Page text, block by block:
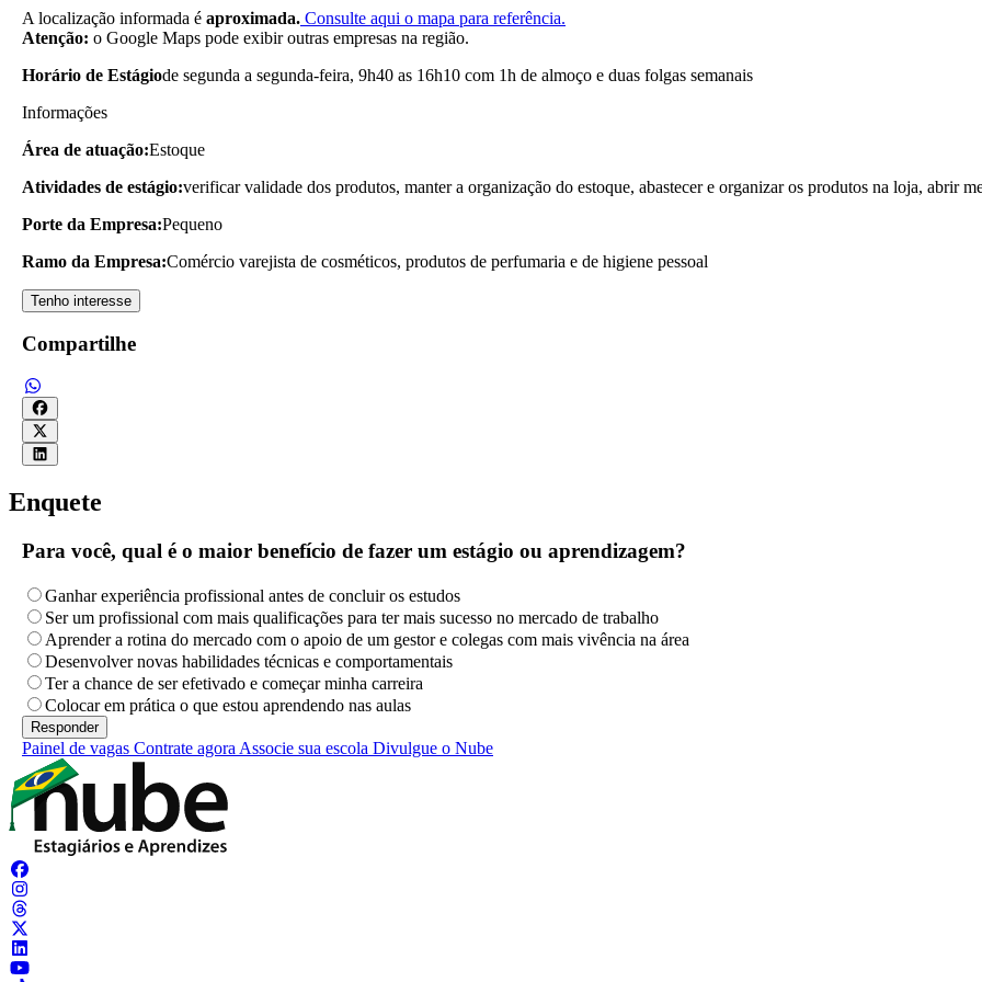
A localização informada é aproximada. Consulte aqui o mapa para referência.
Atenção: o Google Maps pode exibir outras empresas na região.
Horário de Estágiode segunda a segunda-feira, 9h40 as 16h10 com 1h de almoço e duas folgas semanais
Informações
Área de atuação:Estoque
Atividades de estágio:verificar validade dos produtos, manter a organização do estoque, abastecer e organizar os produtos na loja, abrir
Porte da Empresa:Pequeno
Ramo da Empresa:Comércio varejista de cosméticos, produtos de perfumaria e de higiene pessoal
Tenho interesse
Compartilhe
Enquete
Para você, qual é o maior benefício de fazer um estágio ou aprendizagem?
Ganhar experiência profissional antes de concluir os estudos
Ser um profissional com mais qualificações para ter mais sucesso no mercado de trabalho
Aprender a rotina do mercado com o apoio de um gestor e colegas com mais vivência na área
Desenvolver novas habilidades técnicas e comportamentais
Ter a chance de ser efetivado e começar minha carreira
Colocar em prática o que estou aprendendo nas aulas
Painel de vagas Contrate agora Associe sua escola Divulgue o Nube